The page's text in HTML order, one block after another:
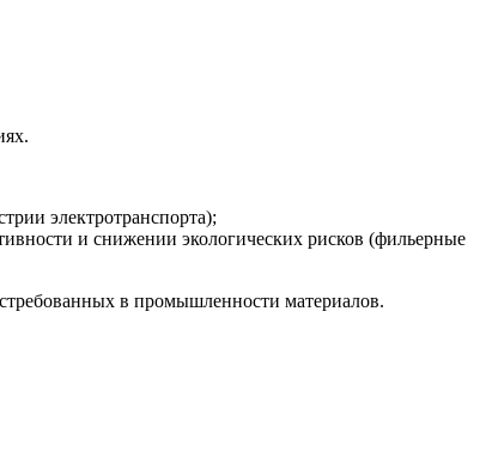
электротранспорта);
и снижении экологических рисков (фильерные
в промышленности материалов.